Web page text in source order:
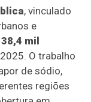
, vinculado
e
38,4 mil
O trabalho
de sódio,
regiões